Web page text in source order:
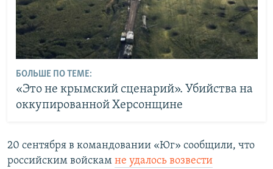
БОЛЬШЕ ПО ТЕМЕ:
«Это не крымский сценарий». Убийства на
оккупированной Херсонщине
20 сентября в командовании «Юг» сообщили, что
российским войскам не удалось возвести